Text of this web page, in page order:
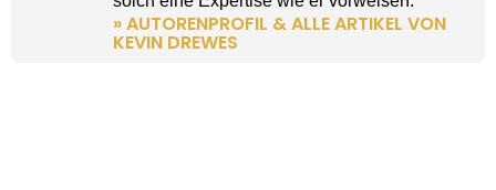
» AUTORENPROFIL & ALLE ARTIKEL VON
KEVIN DREWES